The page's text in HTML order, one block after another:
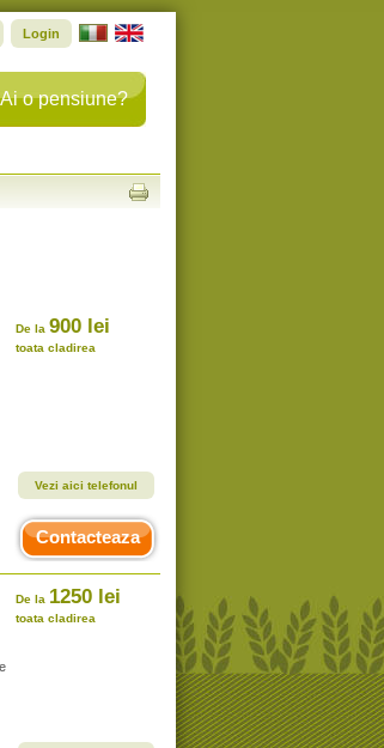
Ai o pensiune?
Login
De la 900 lei
toata cladirea
Vezi aici telefonul
Contacteaza
De la 1250 lei
toata cladirea